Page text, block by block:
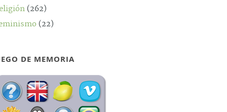
(262)
(22)
DE MEMORIA